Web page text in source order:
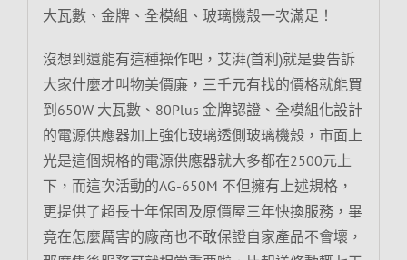
大瓦數、金牌、全模組、玻璃機殼一次滿足！
沒想到還能有這種操作吧，艾湃(首利)就是要告訴
大家什麼才叫物美價廉，三千元有找的價格就能買
到650W 大瓦數、80Plus 金牌認證、全模組化設計
的電源供應器加上強化玻璃透側玻璃機殼，市面上
光是這個規格的電源供應器就大多都在2500元上
下，而這次活動的AG-650M 不但擁有上述規格，
更提供了超長十年保固及原價屋三年快換服務，畢
竟在怎麼厲害的廠商也不敢保證自家產品不會壞，